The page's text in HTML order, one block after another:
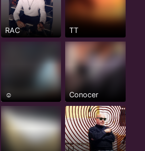
RAC TT
☺️ Conocer